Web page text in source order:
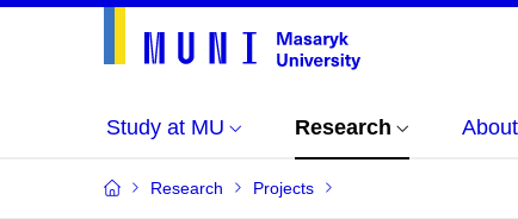
Study at MU Research
Research Projects